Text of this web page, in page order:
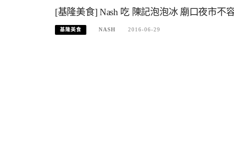
[基隆美食] Nash 吃 陳記泡泡冰 廟口夜市不
基隆美食 NASH 2016-06-29